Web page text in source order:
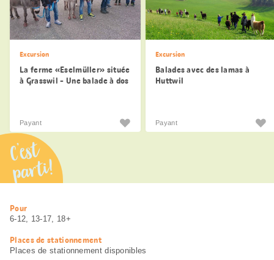
Excursion
La ferme «Eselmüller» située
à Grasswil - Une balade à dos
Payant
Excursion
Balades avec des lamas à
Huttwil
Payant
C’est
parti!
Informations
utiles
Pour
6-12, 13-17, 18+
Places de stationnement
Places de stationnement disponibles